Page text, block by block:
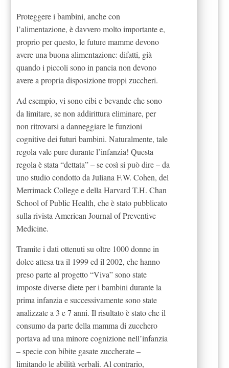
Proteggere i bambini, anche con
l’alimentazione, è davvero molto importante e,
proprio per questo, le future mamme devono
avere una buona alimentazione: difatti, già
quando i piccoli sono in pancia non devono
avere a propria disposizione troppi zuccheri.
Ad esempio, vi sono cibi e bevande che sono
da limitare, se non addirittura eliminare, per
non ritrovarsi a danneggiare le funzioni
cognitive dei futuri bambini. Naturalmente, tale
regola vale pure durante l’infanzia! Questa
regola è stata “dettata” – se così si può dire – da
uno studio condotto da Juliana F.W. Cohen, del
Merrimack College e della Harvard T.H. Chan
School of Public Health, che è stato pubblicato
sulla rivista American Journal of Preventive
Medicine.
Tramite i dati ottenuti su oltre 1000 donne in
dolce attesa tra il 1999 ed il 2002, che hanno
preso parte al progetto “Viva” sono state
imposte diverse diete per i bambini durante la
prima infanzia e successivamente sono state
analizzate a 3 e 7 anni. Il risultato è stato che il
consumo da parte della mamma di zucchero
portava ad una minore cognizione nell’infanzia
– specie con bibite gasate zuccherate –
limitando le abilità verbali. Al contrario,